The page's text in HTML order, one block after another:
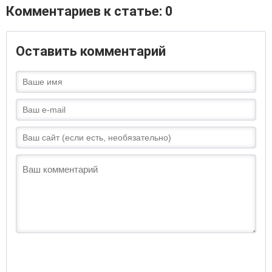
Комментариев к статье: 0
Оставить комментарий